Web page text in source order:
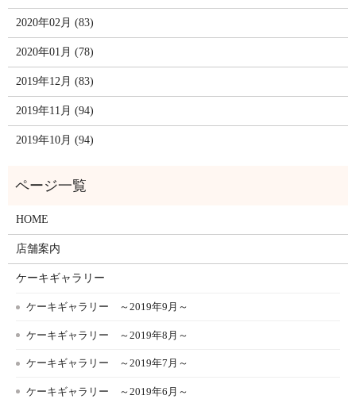
2020年02月 (83)
2020年01月 (78)
2019年12月 (83)
2019年11月 (94)
2019年10月 (94)
HOME
店舗案内
ケーキギャラリー
ケーキギャラリー ～2019年9月～
ケーキギャラリー ～2019年8月～
ケーキギャラリー ～2019年7月～
ケーキギャラリー ～2019年6月～